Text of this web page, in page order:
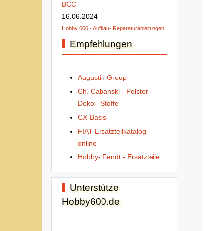
BCC
16.06.2024
Hobby 600 - Aufbau- Reparaturanleitungen
Empfehlungen
Augustin Group
Ch. Cabanski - Polster -
Deko - Stoffe
CX-Basis
FIAT Ersatzteilkatalog -
online
Hobby- Fendt - Ersatzteile
Unterstütze
Hobby600.de